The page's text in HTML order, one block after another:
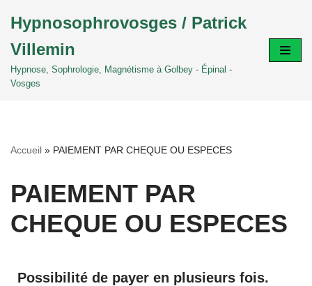
au
contenu
Hypnosophrovosges / Patrick
Villemin
Hypnose, Sophrologie, Magnétisme à Golbey - Épinal -
Vosges
Accueil » PAIEMENT PAR CHEQUE OU ESPECES
PAIEMENT PAR
CHEQUE OU ESPECES
Possibilité de payer en plusieurs fois.